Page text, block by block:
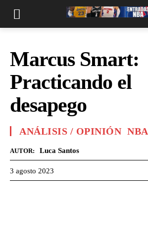
Marcus Smart:
Practicando el
desapego
ANÁLISIS / OPINIÓN NBA
AUTOR: Luca Santos
3 agosto 2023